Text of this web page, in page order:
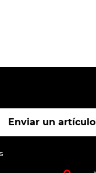
Enviar un artículo